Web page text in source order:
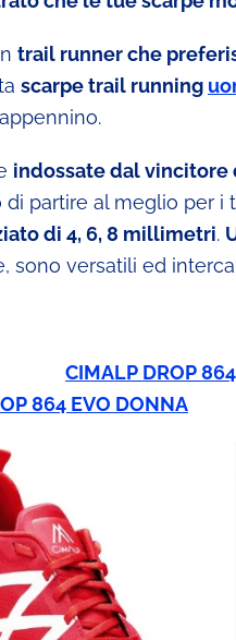
trail runner che
scarpe trail running
indossate dal vincitore
partire al meglio per i
di 4, 6, 8 millimetri.
sono versatili ed
CIMALP DROP
864 EVO DONNA